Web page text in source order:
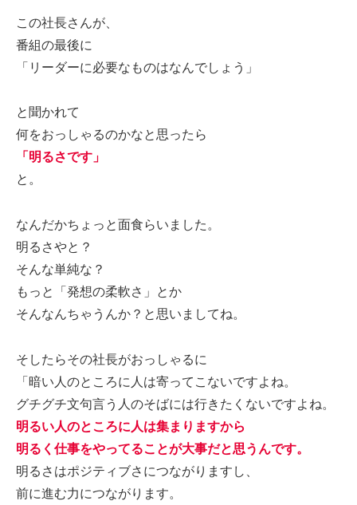
この社長さんが、
番組の最後に
「リーダーに必要なものはなんでしょう」
と聞かれて
何をおっしゃるのかなと思ったら
「明るさです」
と。
なんだかちょっと面食らいました。
明るさやと？
そんな単純な？
もっと「発想の柔軟さ」とか
そんなんちゃうんか？と思いましてね。
そしたらその社長がおっしゃるに
「暗い人のところに人は寄ってこないですよね。
グチグチ文句言う人のそばには行きたくないですよね。
明るい人のところに人は集まりますから
明るく仕事をやってることが大事だと思うんです。
明るさはポジティブさにつながりますし、
前に進む力につながります。